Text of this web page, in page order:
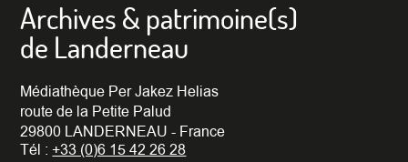
2 E 120 - Registre de naissances - 1913
2 E 121 - Registre de naissances - 1914
Archives & patrimoine(s)
de Landerneau
Médiathèque Per Jakez Helias
route de la Petite Palud
29800 LANDERNEAU - France
Tél :+33 (0)6 15 42 26 28